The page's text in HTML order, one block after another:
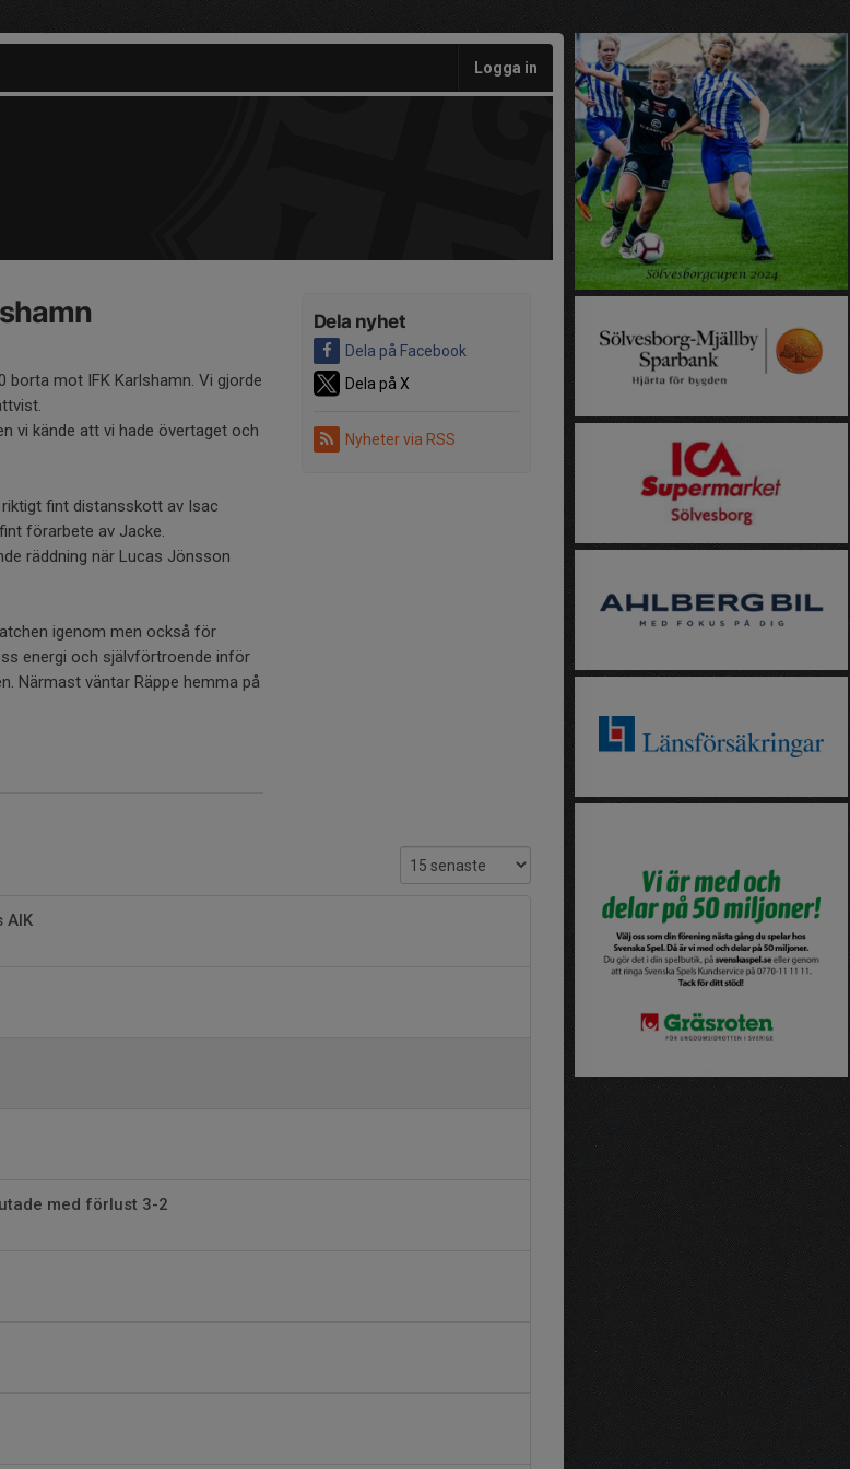
Logga in
Dela nyhet
Dela på Facebook
Dela på X
Nyheter via RSS
borta mot IFK Karlshamn. Vi gjorde
vi kände att vi hade övertaget och
fint distansskott av Isac
förarbete av Jacke.
räddning när Lucas Jönsson
igenom men också för
energi och självförtroende inför
Närmast väntar Räppe hemma på
AIK
med förlust 3-2